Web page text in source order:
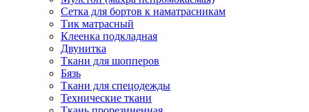
Сетка для бортов к наматрасникам
Тик матрасный
Клеенка подкладная
Двунитка
Ткани для шопперов
Бязь
Ткани для спецодежды
Технические ткани